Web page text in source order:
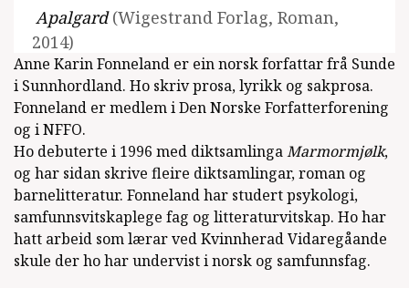
Apalgard(Wigestrand Forlag, Roman,
2014)
Det er så lyst(Wigestrand Forlag, Lyrikk,
2011)
Stemma mi er her(Kapabel Forlag, Lyrikk,
2008)
55 dikt om far(Kapabel Forlag, Lyrikk,
2005)
(Wigestrand Forlag,
Anne Karin Fonneland er ein norsk forfattar frå Sunde
i Sunnhordland. Ho skriv prosa, lyrikk og sakprosa.
Fonneland er medlem i Den Norske Forfatterforening
og i NFFO.
Ho debuterte i 1996 med diktsamlingaMarmormjølk,
og har sidan skrive fleire diktsamlingar, roman og
barnelitteratur. Fonneland har studert psykologi,
samfunnsvitskaplege fag og litteraturvitskap. Ho har
hatt arbeid som lærar ved Kvinnherad Vidaregåande
skule der ho har undervist i norsk og samfunnsfag.